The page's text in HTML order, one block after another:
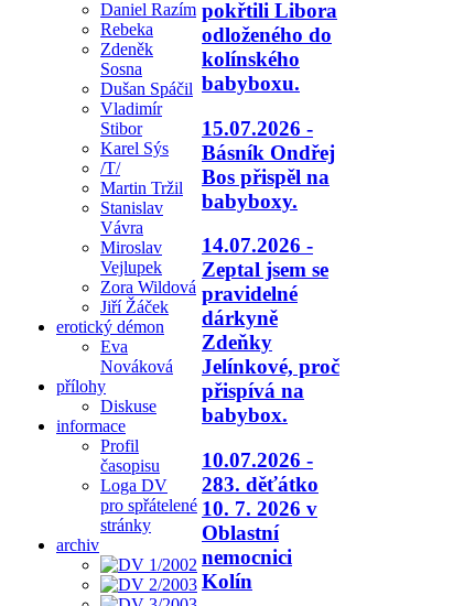
Daniel Razím
Rebeka
Zdeněk
Sosna
Dušan Spáčil
Vladimír
Stibor
Karel Sýs
/T/
Martin Tržil
Stanislav
Vávra
Miroslav
Vejlupek
Zora Wildová
Jiří Žáček
erotický démon
Eva
Nováková
přílohy
Diskuse
informace
Profil
časopisu
Loga DV
pro spřátelené
stránky
archiv
pokřtili Libora
odloženého do
kolínského
babyboxu.
15.07.2026 -
Básník Ondřej
Bos přispěl na
babyboxy.
14.07.2026 -
Zeptal jsem se
pravidelné
dárkyně
Zdeňky
Jelínkové, proč
přispívá na
babybox.
10.07.2026 -
283. děťátko
10. 7. 2026 v
Oblastní
nemocnici
Kolín